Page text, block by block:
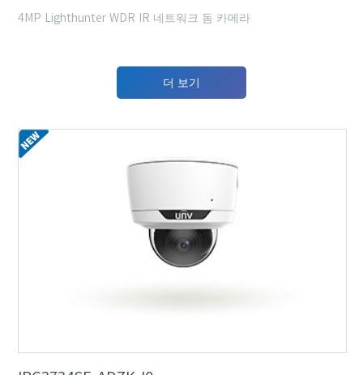
4MP Lighthunter WDR IR 네트워크 돔 카메라
더 보기